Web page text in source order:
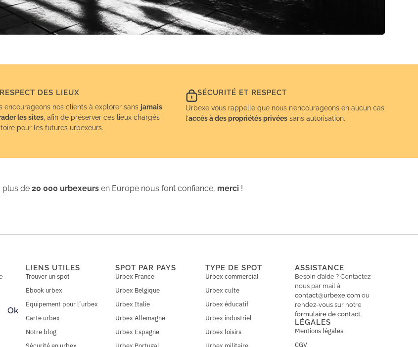
RESPECT DES LIEUX
encourageons nos clients à explorer sans jamais
les sites , afin de préserver ces lieux chargés
pour les futures urbexeurs.
SÉCURITÉ ET RESPECT
Urbexe vous rappelle que nous n’encourageons en aucun cas
l’accès à des propriétés privéessans autorisation.
plus de20 000 urbexeurs en Europe nous font confiance, merci !
Ok
LIENS UTILES
Trouver un spot
Ebook urbex
Équipement pour l’urbex
Carte urbex
Notre blog
SPOT PAR PAYS
Urbex France
Urbex Belgique
Urbex Italie
Urbex Allemagne
Urbex Espagne
TYPE DE SPOT
Urbex commercial
Urbex culte
Urbex éducatif
Urbex industriel
Urbex loisirs
ASSISTANCE
Besoin d’aide ? Contactez-
nous par mail à
contact@urbexe.com ou
rendez-vous sur notre
formulaire de contact.
LÉGALES
Mentions légales
CGV